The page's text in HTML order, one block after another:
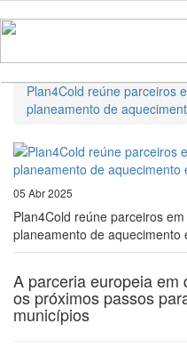
Plan4Cold reúne parceiros
planeamento de
05 Abr 2025
Plan4Cold reúne parceiros
planeamento de aquecimento
A parceria europeia
os próximos passos
municípios